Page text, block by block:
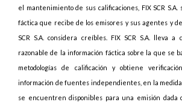
el mantenimiento de sus calificaciones, FIX SCR
fáctica que recibe de los emisores y sus agentes y
SCR S.A. considera creíbles. FIX SCR S.A. lleva a
razonable de la información fáctica sobre la que se
metodologías de calificación y obtiene
información de fuentes independientes, en la
se encuentren disponibles para una emisión dada